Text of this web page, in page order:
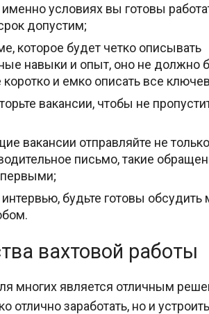
именно условиях вы готовы
допустим;
которое будет четко описывать
навыки и опыт, оно не должно
и емко описать все
вакансии, чтобы не
вакансии отправляйте не
письмо, такие
интервью, будьте готовы
вахтовой работы
многих является отличным
отлично заработать, но и